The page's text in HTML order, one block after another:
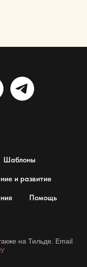
Шаблоны
и развитие
Помощь
на Тильде. Email